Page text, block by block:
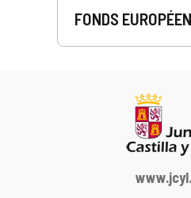
FONDS
Portail